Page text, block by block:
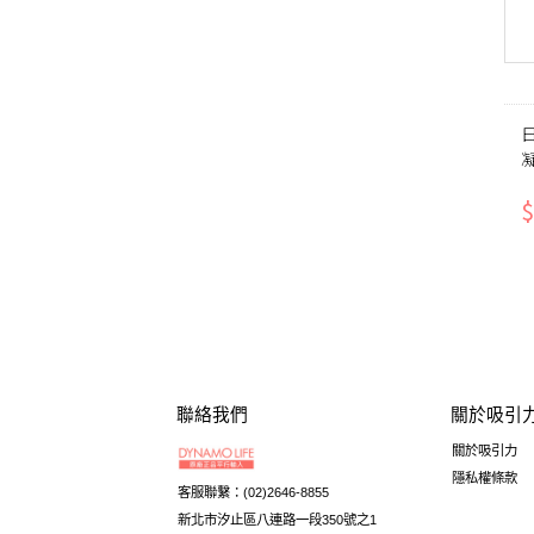
聯絡我們
客服聯繫：(02)2646-8855
新北市汐止區八連路一段350號之1
關於吸引
關於吸引力
隱私權條款